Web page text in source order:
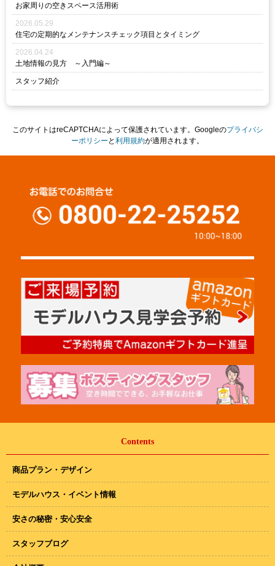
お家周りの空きスペース活用術
2026.05.29
住宅の定期的なメンテナンスチェック項目とタイミング
2026.04.24
土地情報の見方 ～入門編～
スタッフ紹介
このサイトはreCAPTCHAによって保護されています。Googleのプライバシ
ーポリシー と利用規約が適用されます。
Contents
商品プラン・デザイン
モデルハウス・イベント情報
安さの秘密・安心安全
スタッフブログ